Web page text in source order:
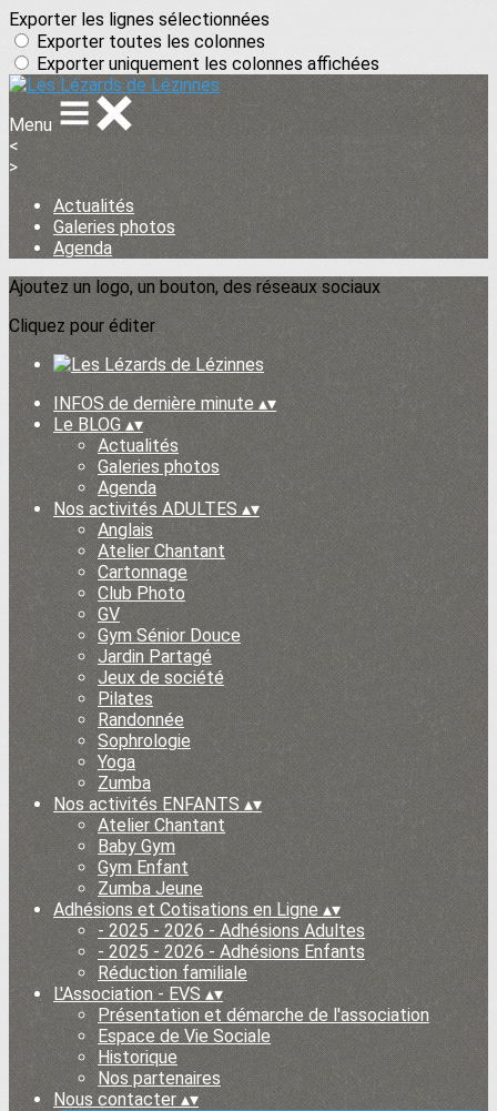
Exporter les lignes sélectionnées
Exporter toutes les colonnes
Exporter uniquement les colonnes affichées
Menu
<
>
Actualités
Galeries photos
Agenda
Ajoutez un logo, un bouton, des réseaux sociaux
Cliquez pour éditer
INFOS de dernière minute▴▾
Le BLOG▴▾
Actualités
Galeries photos
Agenda
Nos activités ADULTES ▴▾
Anglais
Atelier Chantant
Cartonnage
Club Photo
GV
Gym Sénior Douce
Jardin Partagé
Jeux de société
Pilates
Randonnée
Sophrologie
Yoga
Zumba
Nos activités ENFANTS ▴▾
Atelier Chantant
Baby Gym
Gym Enfant
Zumba Jeune
Adhésions et Cotisations en Ligne ▴▾
- 2025 - 2026 - Adhésions Adultes
- 2025 - 2026 - Adhésions Enfants
Réduction familiale
L'Association - EVS▴▾
Présentation et démarche de l'association
Espace de Vie Sociale
Historique
Nos partenaires
Nous contacter▴▾